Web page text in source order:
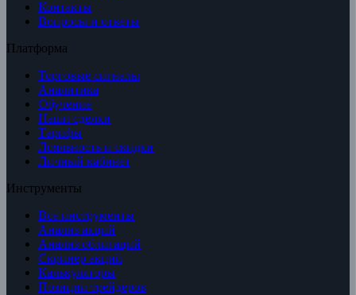
Контакты
Вопросы и ответы
Платформа
Торговые сигналы
Аналитика
Обучение
Наши сделки
Тарифы
Лояльность и скидки
Личный кабинет
Инструменты
Все инструменты
Анализ акций
Анализ облигаций
Скринер акций
Калькуляторы
Позиции трейдеров